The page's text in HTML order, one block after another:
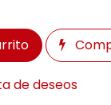
de deseos